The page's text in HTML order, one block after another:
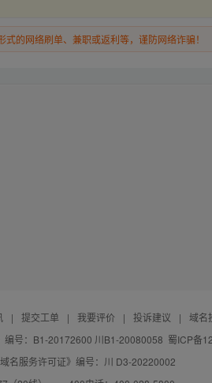
的网络刷单、兼职或返利等，谨防网络诈骗！
| 提交工单 | 我要评价 | 投诉建议 |
域名
编号：B1-20172600 川B1-20080058 蜀ICP备
名服务许可证》编号：川 D3-20220002